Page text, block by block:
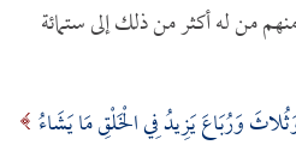
من له أكثر من ذلك إلى ستمائة
وَرُبَاعَ يَزِيدُ فِي الْخَلْقِ مَا يَشَاءُ